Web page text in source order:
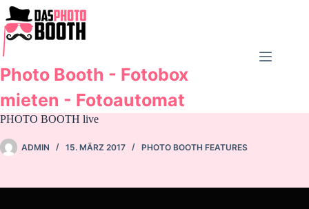
Zum
Inhalt
springen
Photo Booth - Fotobox
mieten - Fotoautomat
PHOTO BOOTH live
ADMIN 15. MÄRZ 2017 PHOTO BOOTH FEATURES